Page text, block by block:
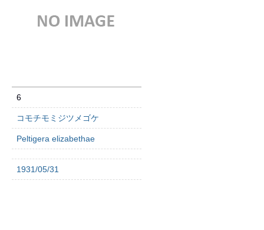
6
コモチモミジツメゴケ
Peltigera elizabethae
1931/05/31